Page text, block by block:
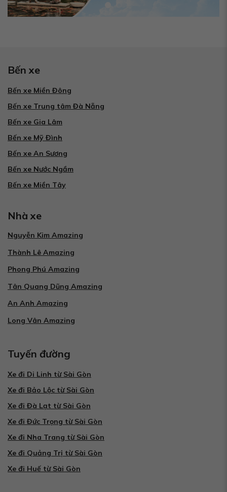
Bến xe
Bến xe Miền Đông
Bến xe Trung tâm Đà Nẵng
Bến xe Gia Lâm
Bến xe Mỹ Đình
Bến xe An Sương
Bến xe Nước Ngầm
Bến xe Miền Tây
Nhà xe
Nguyễn Kim Amazing
Thành Lê Amazing
Phong Phú Amazing
Tân Quang Dũng Amazing
An Anh Amazing
Long Vân Amazing
Tuyến đường
Xe đi Di Linh từ Sài Gòn
Xe đi Bảo Lộc từ Sài Gòn
Xe đi Đà Lạt từ Sài Gòn
Xe đi Đức Trọng từ Sài Gòn
Xe đi Nha Trang từ Sài Gòn
Xe đi Quảng Trị từ Sài Gòn
Xe đi Huế từ Sài Gòn